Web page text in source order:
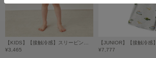
ジェラート ピケ スリープ
¥3,465
¥7,777